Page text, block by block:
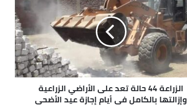
الزراعة 44 حالة تعد على الأراضي الزراعية
وإزالتها بالكامل في أيام إجازة عيد الأضحى